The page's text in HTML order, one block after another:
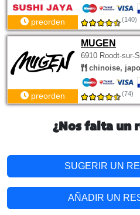
preorden (140)
MUGEN
6910 Roodt-sur-
chinoise,
preorden (74)
¿Nos falta un
SUGERIR UN
AÑADIR UN